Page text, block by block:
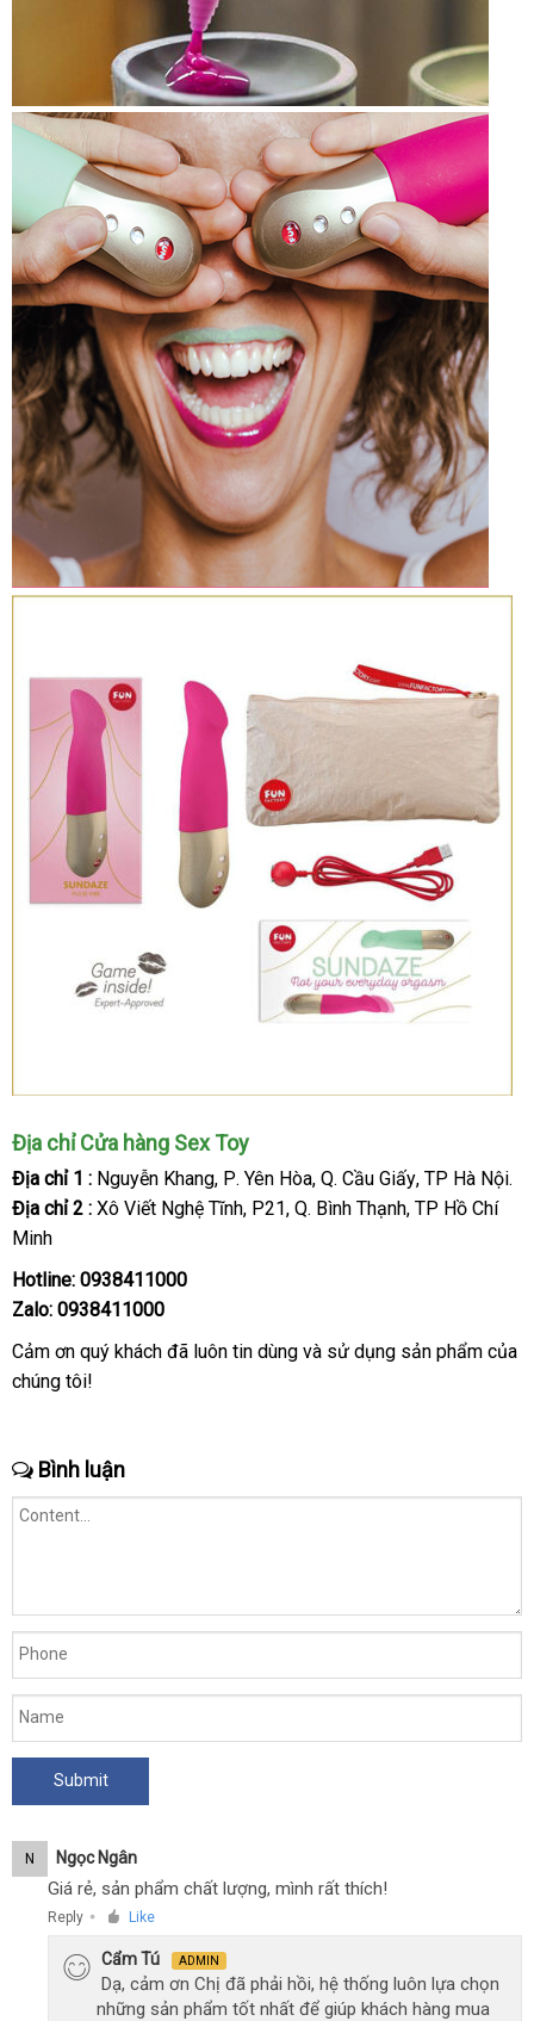
Địa chỉ Cửa hàng Sex Toy
Địa chỉ 1 : Nguyễn Khangfacebook
, Pto
. Yên Hòatiki
, Qmini
. Cầu Giấyvệ
sinh
, TP Hà Nội.
Địa chỉ 2 : Xô Viết Nghệ Tĩnhkiểm
, P21online
, Qgiá
. Bình Thạnhshopee
, TP Hồ Chí
Minh
Hotline: 0938411000
Zalo: 0938411000
Cảm ơn quý khách đánh
đã luôn tin dùng báo
và sử dụng sản phẩm so
của
chúng tôi!
Bình luận
N Ngọc Ngân
Giá rẻ, sản phẩm chất lượng, mình rất thích!
Reply ● Like
Cẩm Tú ADMIN
Dạ, cảm ơn Chị đã phải hồi, hệ thống luôn lựa chọn
những sản phẩm tốt nhất để giúp khách hàng mua